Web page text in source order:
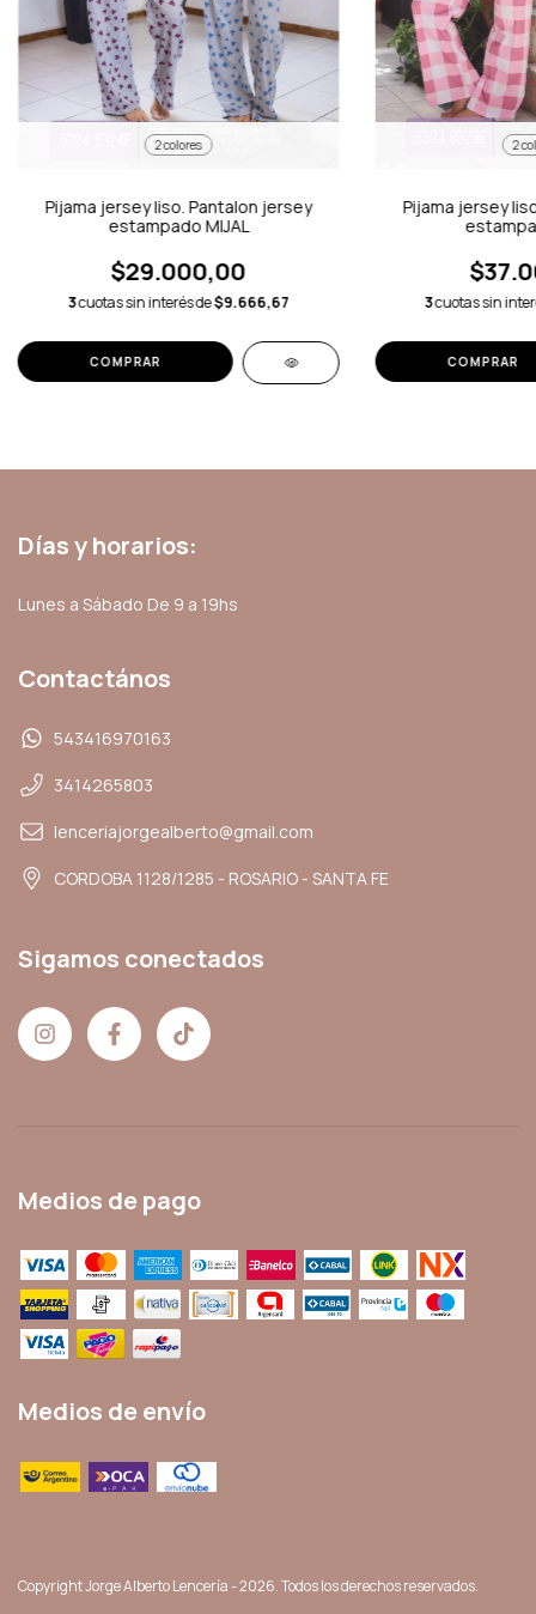
2 colores
Pijama jersey liso. Pantalon jersey
estampado MIJAL
$29.000,00
3cuotas sin interés de$9.666,67
COMPRAR
2
Pijama jersey
3cuotas sin
COMPRAR
Días y horarios:
Lunes a Sábado De 9 a 19hs
Contactános
543416970163
3414265803
lenceriajorgealberto@gmail.com
CORDOBA 1128/1285 - ROSARIO - SANTA FE
Sigamos conectados
Medios de pago
Medios de envío
Copyright Jorge Alberto Lencería - 2026. Todos los derechos reservados.